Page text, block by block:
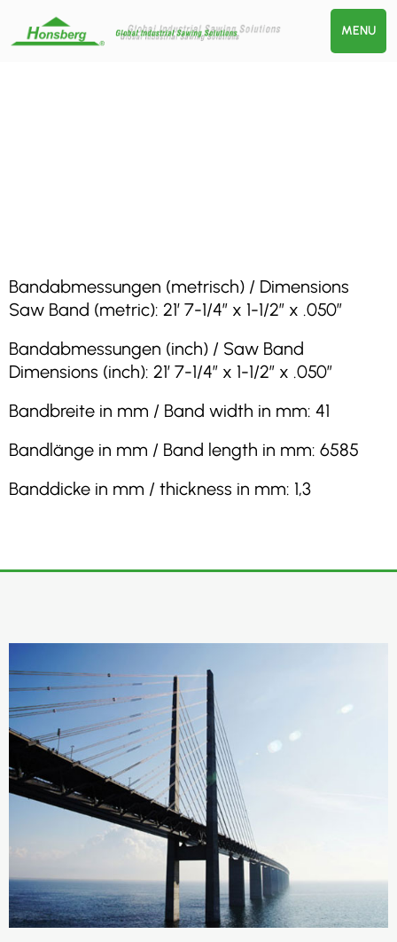
MENU
Bandabmessungen (metrisch) / Dimensions
Saw Band (metric): 21′ 7-1/4″ x 1-1/2″ x .050″
Bandabmessungen (inch) / Saw Band
Dimensions (inch): 21′ 7-1/4″ x 1-1/2″ x .050″
Bandbreite in mm / Band width in mm: 41
Bandlänge in mm / Band length in mm: 6585
Banddicke in mm / thickness in mm: 1,3